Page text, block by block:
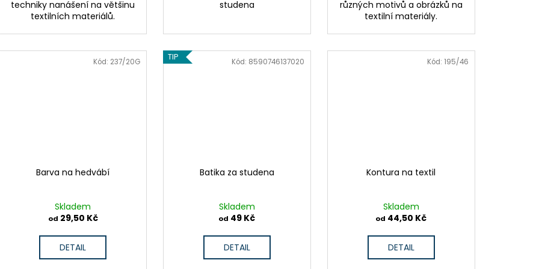
techniky nanášení na většinu
textilních materiálů.
studena
různých motivů a obrázků na
textilní materiály.
Barva na hedvábí
Skladem
od 29,50 Kč
DETAIL
Kód: 237/20G TIP
Batika za studena
Skladem
od 49 Kč
DETAIL
Kód: 8590746137020
Kontura na textil
Skladem
od 44,50 Kč
DETAIL
Kód: 195/46